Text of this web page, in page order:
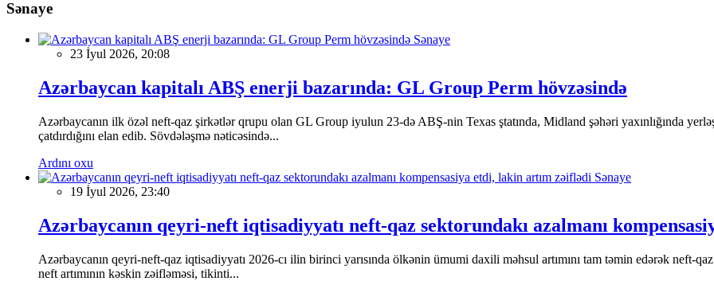
Sənaye
Sənaye
23 İyul 2026, 20:08
Azərbaycan kapitalı ABŞ enerji bazarında: GL Group Perm hövzəsində
Azərbaycanın ilk özəl neft-qaz şirkətlər qrupu olan GL Group iyulun 23-də ABŞ-nin Texas ştatında, Midland şəhəri yaxınlığında
çatdırdığını elan edib. Sövdələşmə nəticəsində...
Ardını oxu
Sənaye
19 İyul 2026, 23:40
Azərbaycanın qeyri-neft iqtisadiyyatı neft-qaz sektorundakı azalmanı
Azərbaycanın qeyri-neft-qaz iqtisadiyyatı 2026-cı ilin birinci yarısında ölkənin ümumi daxili məhsul artımını tam təmin edərək neft-
neft artımının kəskin zəifləməsi, tikinti...